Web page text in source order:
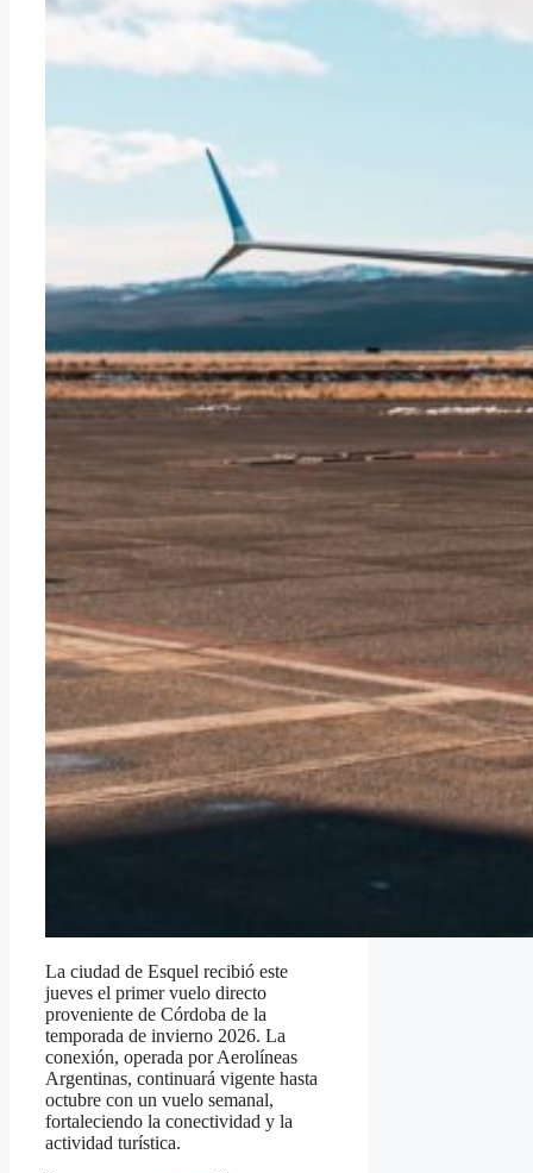
La ciudad de Esquel recibió este
jueves el primer vuelo directo
proveniente de Córdoba de la
temporada de invierno 2026. La
conexión, operada por Aerolíneas
Argentinas, continuará vigente hasta
octubre con un vuelo semanal,
fortaleciendo la conectividad y la
actividad turística.